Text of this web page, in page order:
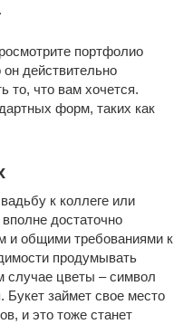
портфолио
действительно
то, что вам хочется.
форм, таких как
к коллеге или
достаточно
и общими требованиями к
продумывать
случае цветы – символ
Букет займет свое место
и это тоже станет